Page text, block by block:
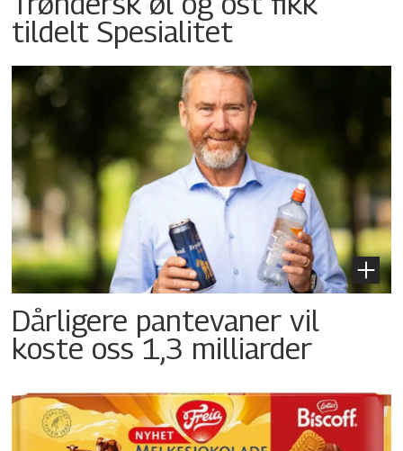
tildelt Spesialitet
Dårligere pantevaner vil
koste oss 1,3 milliarder